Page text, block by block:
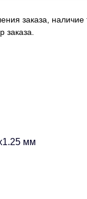
заказа, наличие
заказа.
мм